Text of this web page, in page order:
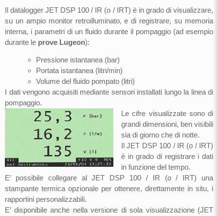
Il datalogger JET DSP 100 / IR (o / IRT) è in grado di visualizzare,
su un ampio monitor retroilluminato, e di registrare, su memoria
interna, i parametri di un fluido durante il pompaggio (ad esempio
durante le prove Lugeon):
Pressione istantanea (bar)
Portata istantanea (litri/min)
Volume del fluido pompato (litri)
I dati vengono acquisiti mediante sensori installati lungo la linea di
pompaggio.
Le cifre visualizzate sono di
grandi dimensioni, ben visibili
sia di giorno che di notte.
Il JET DSP 100 / IR (o / IRT)
è in grado di registrare i dati
in funzione del tempo.
E’ possibile collegare al JET DSP 100 / IR (o / IRT) una
stampante termica opzionale per ottenere, direttamente in situ, i
rapportini personalizzabili.
E’ disponibile anche nella versione di sola visualizzazione (JET